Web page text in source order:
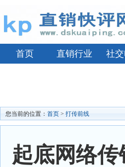
首页 直销行业 社
您当前的位置： 首页 > 打传前线
起底网络